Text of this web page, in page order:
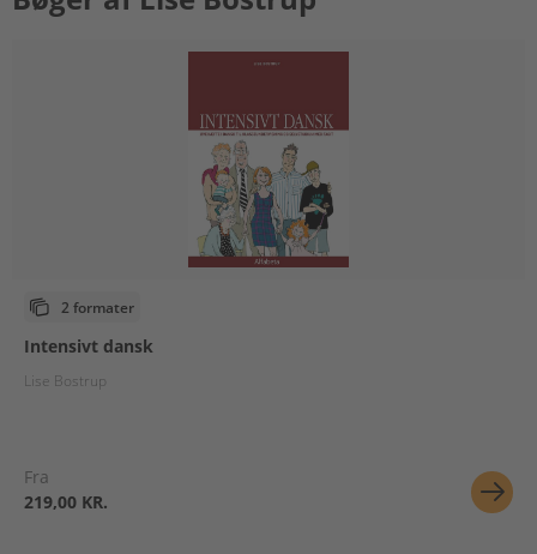
2 formater
Intensivt dansk
Lise Bostrup
Fra
219,00 KR.